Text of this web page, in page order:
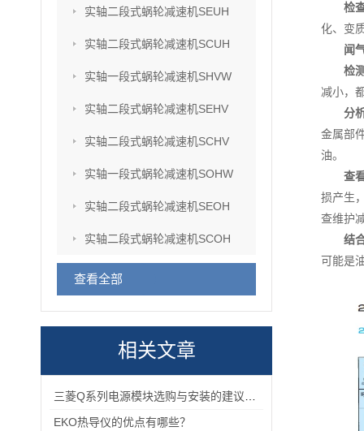
实轴二段式蜗轮减速机SEUH
实轴二段式蜗轮减速机SCUH
实轴一段式蜗轮减速机SHVW
实轴二段式蜗轮减速机SEHV
实轴二段式蜗轮减速机SCHV
实轴一段式蜗轮减速机SOHW
实轴二段式蜗轮减速机SEOH
实轴二段式蜗轮减速机SCOH
查看全部
相关文章
EKO热导仪的优点有哪些？
检
化、变
闻
检
减小，
分
金属部
油。
查
损产生
查维护
结
可能是